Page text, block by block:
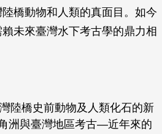
橋動物和人類的真面目。如今
未來臺灣水下考古學的鼎力相
陸橋史前動物及人類化石的新
洲與臺灣地區考古—近年來的